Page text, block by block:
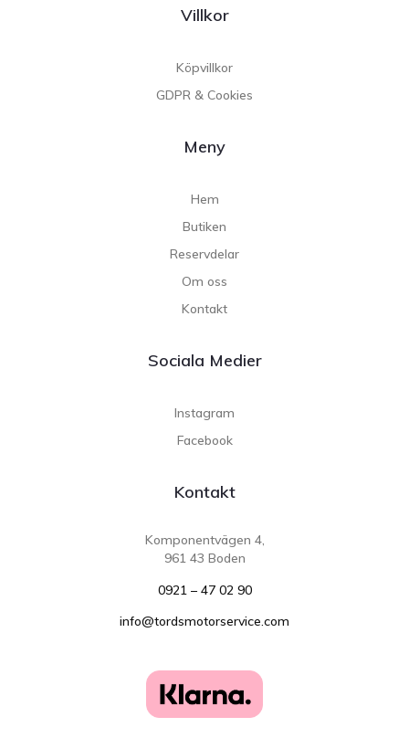
Villkor
Köpvillkor
GDPR & Cookies
Meny
Hem
Butiken
Reservdelar
Om oss
Kontakt
Sociala Medier
Instagram
Facebook
Kontakt
Komponentvägen 4,
961 43 Boden
0921 – 47 02 90
info@tordsmotorservice.com